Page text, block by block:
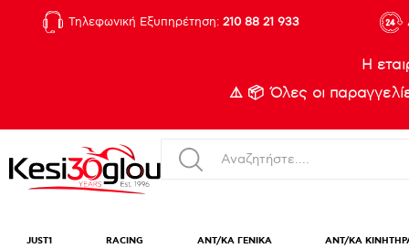
Τηλεφωνική Εξυπηρέτηση: 210 88 21 933
Η
⚠️ 📦 Όλες οι
JUST1 RACING ΑΝΤ/ΚΑ ΓΕΝΙΚΑ ΑΝΤ/ΚΑ